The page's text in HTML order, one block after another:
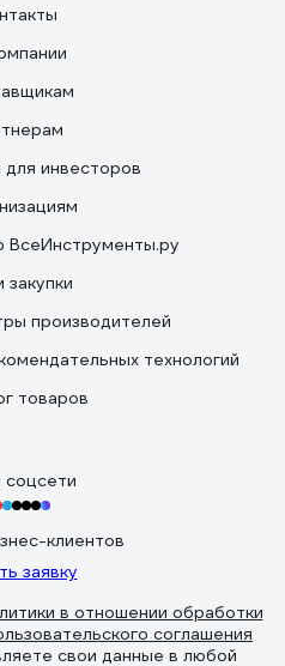
инвесторов
ВсеИнструменты.ру
производителей
технологий
товаров
клиентов
заявку
в отношении обработки
соглашения
свои данные в любой